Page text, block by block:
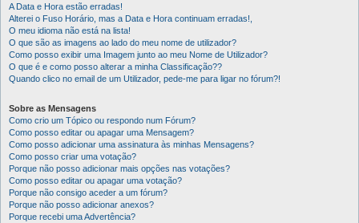
A Data e Hora estão erradas!
Alterei o Fuso Horário, mas a Data e Hora continuam erradas!,
O meu idioma não está na lista!
O que são as imagens ao lado do meu nome de utilizador?
Como posso exibir uma Imagem junto ao meu Nome de Utilizador?
O que é e como posso alterar a minha Classificação??
Quando clico no email de um Utilizador, pede-me para ligar no fórum?!
Sobre as Mensagens
Como crio um Tópico ou respondo num Fórum?
Como posso editar ou apagar uma Mensagem?
Como posso adicionar uma assinatura às minhas Mensagens?
Como posso criar uma votação?
Porque não posso adicionar mais opções nas votações?
Como posso editar ou apagar uma votação?
Porque não consigo aceder a um fórum?
Porque não posso adicionar anexos?
Porque recebi uma Advertência?